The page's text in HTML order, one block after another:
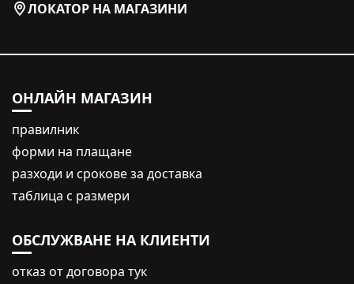
ЛОКАТОР НА МАГАЗИНИ
ОНЛАЙН МАГАЗИН
правилник
форми на плащане
разходи и срокове за доставка
таблица с размери
ОБСЛУЖВАНЕ НА КЛИЕНТИ
oтказ от договора тук